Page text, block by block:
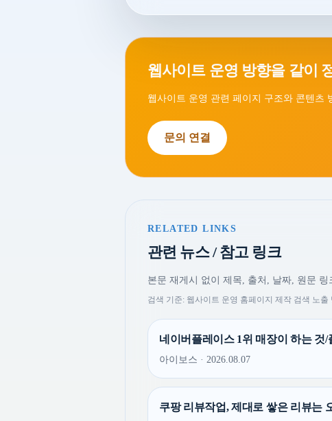
웹사이트 운영 방향을 같이
웹사이트 운영 관련 페이지 구조와 콘텐츠
문의 연결
RELATED LINKS
관련 뉴스 / 참고 링크
본문 재게시 없이 제목, 출처, 날짜, 원문 링
검색 기준: 웹사이트 운영 홈페이지 제작 검색 노출
네이버플레이스 1위 매장이 하는 것
아이보스 · 2026.08.07
쿠팡 리뷰작업, 제대로 쌓은 리뷰는